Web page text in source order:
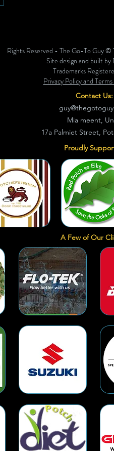
Rights Reserved - The Go-To Guy
Site design and built by
Trademarks
Privacy Policy and
Contact Us:
Mia meent,
17a Palmiet Street,
Proudly
A Few of Our